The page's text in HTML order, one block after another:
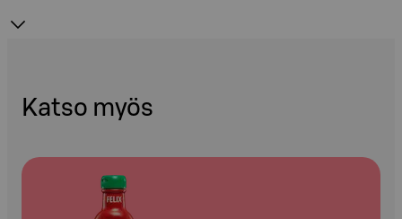
Katso myös